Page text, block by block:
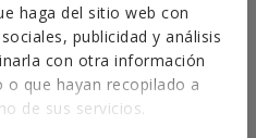
haga del sitio web con
publicidad y análisis
con otra información
que hayan recopilado a
de sus servicios.
Analysis and Critical
de peligros y
es el sistema de
identificación de todos